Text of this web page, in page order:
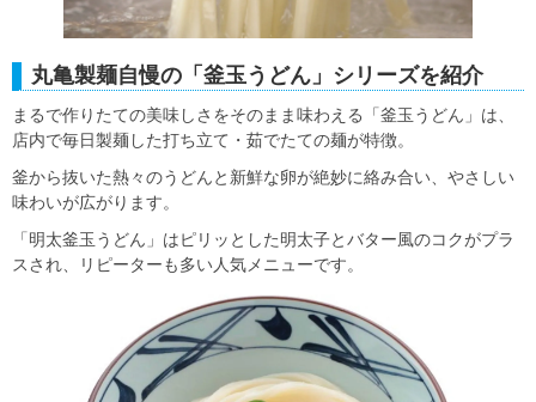
丸亀製麺自慢の「釜玉うどん」シリーズを紹介
まるで作りたての美味しさをそのまま味わえる「釜玉うどん」は、
店内で毎日製麺した打ち立て・茹でたての麺が特徴。
釜から抜いた熱々のうどんと新鮮な卵が絶妙に絡み合い、やさしい
味わいが広がります。
「明太釜玉うどん」はピリッとした明太子とバター風のコクがプラ
スされ、リピーターも多い人気メニューです。